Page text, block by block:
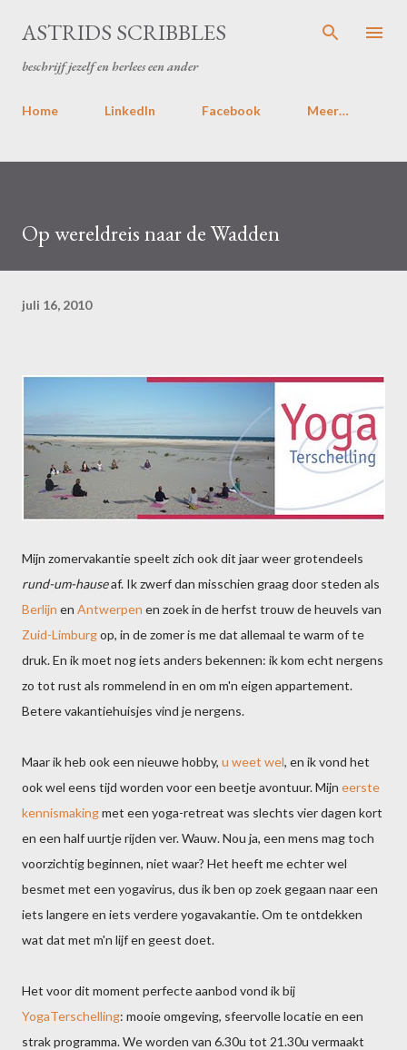
Doorgaan naar hoofdcontent
ASTRIDS SCRIBBLES
beschrijf jezelf en herlees een ander
Home LinkedIn Facebook Meer…
Op wereldreis naar de Wadden
juli 16, 2010
Mijn zomervakantie speelt zich ook dit jaar weer grotendeels
rund-um-hauseaf. Ik zwerf dan misschien graag door steden als
Berlijn en Antwerpen en zoek in de herfst trouw de heuvels van
Zuid-Limburgop, in de zomer is me dat allemaal te warm of te
druk. En ik moet nog iets anders bekennen: ik kom echt nergens
zo tot rust als rommelend in en om m'n eigen appartement.
Betere vakantiehuisjes vind je nergens.
Maar ik heb ook een nieuwe hobby, u weet wel, en ik vond het
ook wel eens tijd worden voor een beetje avontuur. Mijn eerste
kennismakingmet een yoga-retreat was slechts vier dagen kort
en een half uurtje rijden ver. Wauw. Nou ja, een mens mag toch
voorzichtig beginnen, niet waar? Het heeft me echter wel
besmet met een yogavirus, dus ik ben op zoek gegaan naar een
iets langere en iets verdere yogavakantie. Om te ontdekken
wat dat met m'n lijf en geest doet.
Het voor dit moment perfecte aanbod vond ik bij
YogaTerschelling: mooie omgeving, sfeervolle locatie en een
strak programma. We worden van 6.30u tot 21.30u vermaakt